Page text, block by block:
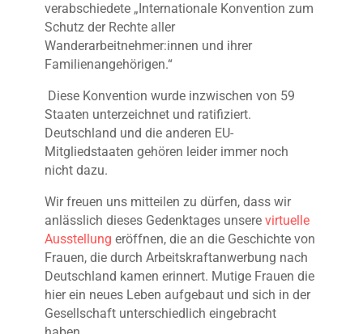
verabschiedete „Internationale Konvention zum
Schutz der Rechte aller
Wanderarbeitnehmer:innen und ihrer
Familienangehörigen.“
Diese Konvention wurde inzwischen von 59
Staaten unterzeichnet und ratifiziert.
Deutschland und die anderen EU-
Mitgliedstaaten gehören leider immer noch
nicht dazu.
Wir freuen uns mitteilen zu dürfen, dass wir
anlässlich dieses Gedenktages unsere virtuelle
Ausstellung eröffnen, die an die Geschichte von
Frauen, die durch Arbeitskraftanwerbung nach
Deutschland kamen erinnert. Mutige Frauen die
hier ein neues Leben aufgebaut und sich in der
Gesellschaft unterschiedlich eingebracht